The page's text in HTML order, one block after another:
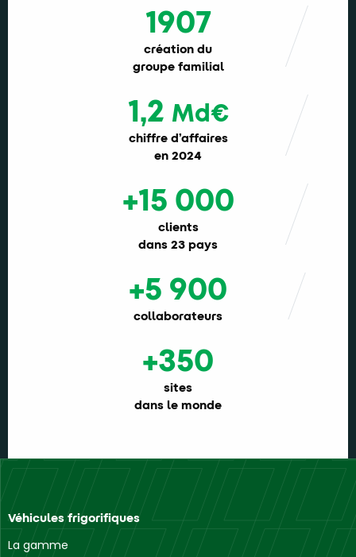
1907
création du
groupe familial
1,2 Md€
chiffre d’affaires
en 2024
+15 000
clients
dans 23 pays
+5 900
collaborateurs
+350
sites
dans le monde
Véhicules frigorifiques
La gamme